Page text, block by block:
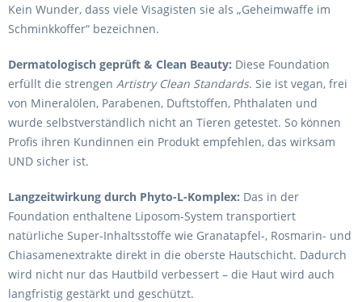
Kein Wunder, dass viele Visagisten sie als „Geheimwaffe im
Schminkkoffer“ bezeichnen.
Dermatologisch geprüft & Clean Beauty: Diese Foundation
erfüllt die strengen Artistry Clean Standards. Sie ist vegan, frei
von Mineralölen, Parabenen, Duftstoffen, Phthalaten und
wurde selbstverständlich nicht an Tieren getestet. So können
Profis ihren Kundinnen ein Produkt empfehlen, das wirksam
UND sicher ist.
Langzeitwirkung durch Phyto-L-Komplex: Das in der
Foundation enthaltene Liposom-System transportiert
natürliche Super-Inhaltsstoffe wie Granatapfel-, Rosmarin- und
Chiasamenextrakte direkt in die oberste Hautschicht. Dadurch
wird nicht nur das Hautbild verbessert – die Haut wird auch
langfristig gestärkt und geschützt.